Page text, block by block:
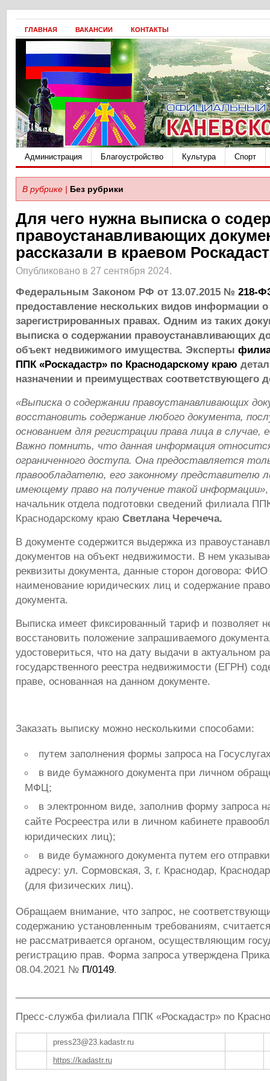
ГЛАВНАЯ ВАКАНСИИ КОНТАКТЫ
Администрация Благоустройство Культура Спорт
В рубрике | Без рубрики
Для чего нужна выписка о
правоустанавливающих
рассказали в краевом
Опубликовано в 27 сентября 2024.
Федеральным Законом РФ от 13.07.2015 № 218-
предоставление нескольких видов информации о
зарегистрированных правах. Одним из таких
выписка о содержании правоустанавливающих
объект недвижимого имущества. Эксперты
ППК «Роскадастр» по Краснодарскому краю
назначении и преимуществах соответствующего
«Выписка о содержании правоустанавливающих
восстановить содержание любого документа,
основанием для регистрации права лица в случае,
Важно помнить, что данная информация
ограниченного доступа. Она предоставляется
правообладателю, его законному представителю
имеющему право на получение такой информации»
начальник отдела подготовки сведений филиала
Краснодарскому краю Светлана Черечеча.
В документе содержится выдержка из
документов на объект недвижимости. В нем
реквизиты документа, данные сторон договора:
наименование юридических лиц и содержание
документа.
Выписка имеет фиксированный тариф и позволяет
восстановить положение запрашиваемого
удостовериться, что на дату выдачи в актуальном
государственного реестра недвижимости (ЕГРН)
праве, основанная на данном документе.
Заказать выписку можно несколькими способами:
путем заполнения формы запроса на
в виде бумажного документа при личном
МФЦ;
в электронном виде, заполнив форму запроса
сайте Росреестра или в личном кабинете
юридических лиц);
в виде бумажного документа путем его
адресу: ул. Сормовская, 3, г. Краснодар,
(для физических лиц).
Обращаем внимание, что запрос, не
содержанию установленным требованиям,
не рассматривается органом, осуществляющим
регистрацию прав. Форма запроса утверждена
08.04.2021 № П/0149.
Пресс-служба филиала ППК «Роскадастр» по
press23@23.kadastr.ru
https://kadastr.ru